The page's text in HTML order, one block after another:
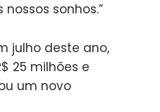
sonhos.”
julho deste ano,
25 milhões e
um novo